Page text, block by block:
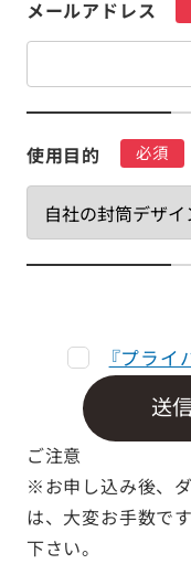
メールアドレス
使用目的 必須
『プライ
送
ご注意
※お申し込み後、
は、大変お手数で
下さい。